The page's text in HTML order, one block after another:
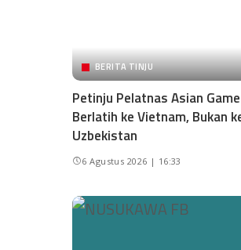
BERITA TINJU
Petinju Pelatnas Asian
Berlatih ke Vietnam, Bukan
Uzbekistan
6 Agustus 2026 | 16:33